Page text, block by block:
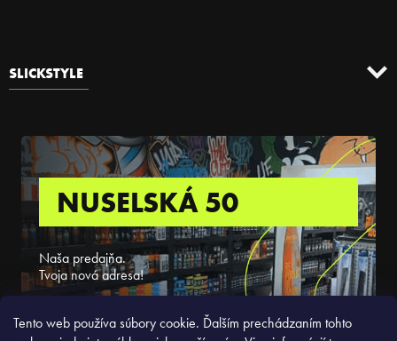
Tento web používa súbory cookie. Ďalším prechádzaním tohto
SLICKSTYLE
NUSELSKÁ 50
Naša predajňa.
Tvoja nová adresa!